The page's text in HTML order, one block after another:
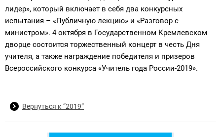
лидер», который включает в себя два конкурсных
испытания – «Публичную лекцию» и «Разговор с
министром». 4 октября в Государственном Кремлевском
дворце состоится торжественный концерт в честь Дня
учителя, а также награждение победителя и призеров
Всероссийского конкурса «Учитель года России-2019».
Вернуться к “2019”